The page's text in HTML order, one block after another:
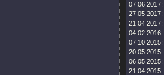
07.06.2017:
27.05.2017:
21.04.2017:
04.02.2016:
07.10.2015:
20.05.2015:
06.05.2015:
21.04.2015: